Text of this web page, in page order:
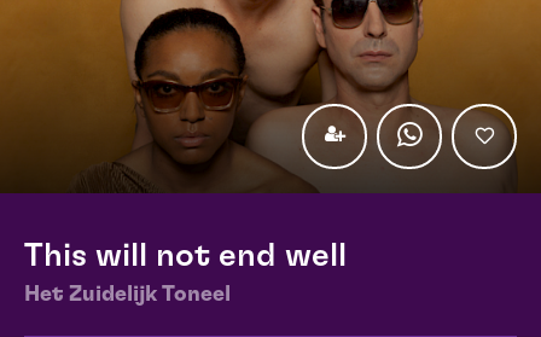
This will not end well
Het Zuidelijk Toneel